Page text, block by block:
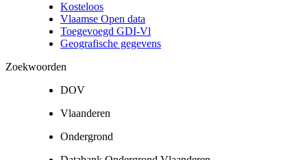
Kosteloos
Vlaamse Open data
Toegevoegd GDI-Vl
Geografische gegevens
Zoekwoorden
DOV
Vlaanderen
Ondergrond